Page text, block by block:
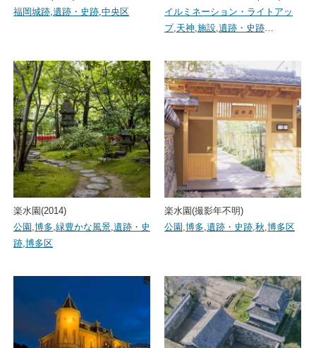
福岡城跡,遺跡・史跡,中央区
イルミネーション・ライトアッ
プ,天神,施設,遺跡・史跡…
楽水園(2014)
公園 ,博多,緑豊かな風景,遺跡・史
跡,博多区
楽水園(撮影年不明)
公園 ,博多,遺跡・史跡,秋,博多区